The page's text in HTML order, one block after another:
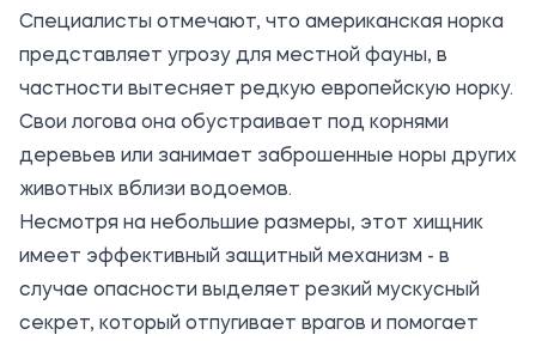
Специалисты отмечают, что американская норка
представляет угрозу для местной фауны, в
частности вытесняет редкую европейскую норку.
Свои логова она обустраивает под корнями
деревьев или занимает заброшенные норы других
животных вблизи водоемов.
Несмотря на небольшие размеры, этот хищник
имеет эффективный защитный механизм - в
случае опасности выделяет резкий мускусный
секрет, который отпугивает врагов и помогает